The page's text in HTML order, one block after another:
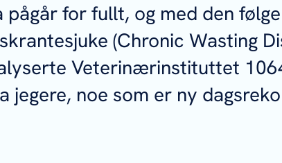
pågår for fullt, og med den
(Chronic Wasting
Veterinærinstituttet
jegere, noe som er ny